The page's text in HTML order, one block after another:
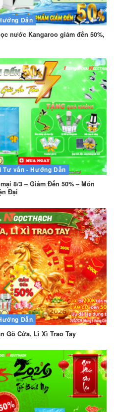
Dẫn
nước Kangaroo giảm đến 50%,
Tư vấn - Hướng Dẫn
8/3 – Giảm Đến 50% – Món
Đại
Dẫn
Gõ Cửa, Lì Xì Trao Tay